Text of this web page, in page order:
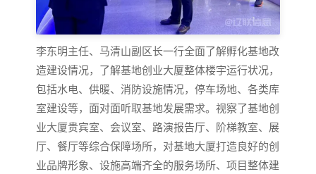
李东明主任、马清山副区长一行全面了解孵化基地改
造建设情况，了解基地创业大厦整体楼宇运行状况，
包括水电、供暖、消防设施情况，停车场地、各类库
室建设等，面对面听取基地发展需求。视察了基地创
业大厦贵宾室、会议室、路演报告厅、阶梯教室、展
厅、餐厅等综合保障场所，对基地大厦打造良好的创
业品牌形象、设施高端齐全的服务场所、项目整体建